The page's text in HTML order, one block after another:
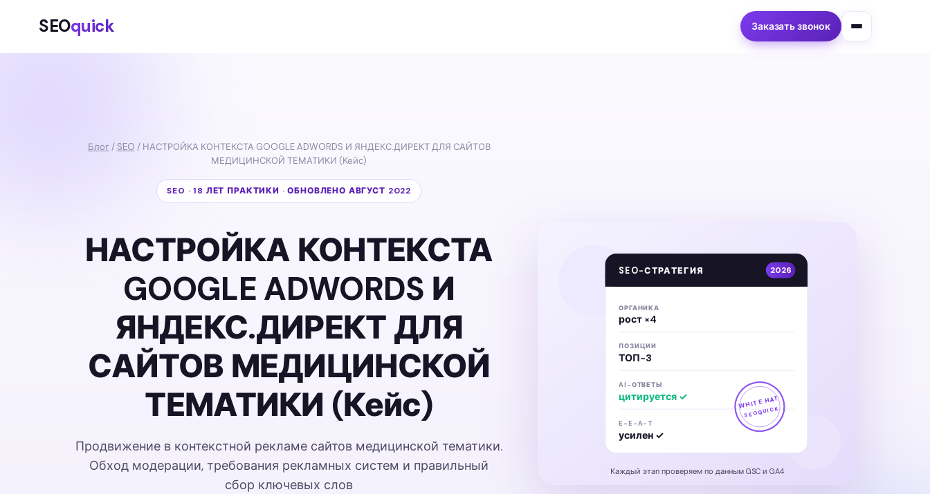
SEOquick Заказать звонок
Блог/ SEO / НАСТРОЙКА КОНТЕКСТА GOOGLE ADWORDS И ЯНДЕКС.ДИРЕКТ ДЛЯ САЙТОВ
МЕДИЦИНСКОЙ ТЕМАТИКИ (Кейс)
SEO · 18 ЛЕТ ПРАКТИКИ · ОБНОВЛЕНО АВГУСТ 2022
НАСТРОЙКА КОНТЕКСТА
GOOGLE ADWORDS И
ЯНДЕКС.ДИРЕКТ ДЛЯ
САЙТОВ МЕДИЦИНСКОЙ
ТЕМАТИКИ (Кейс)
Продвижение в контекстной рекламе сайтов медицинской тематики.
Обход модерации, требования рекламных систем и правильный
сбор ключевых слов
SEO-СТРАТЕГИЯ 2026
ОРГАНИКА
рост ×4
ПОЗИЦИИ
ТОП-3
AI-ОТВЕТЫ
цитируется ✓
E-E-A-T
усилен ✓
WHITE HAT
SEOQUICK
Каждый этап проверяем по данным GSC и GA4